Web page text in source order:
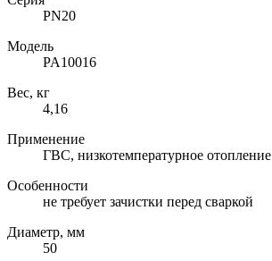
PN20
Модель
PA10016
Вес, кг
4,16
Применение
ГВС, низкотемпературное отопление
Особенности
не требует зачистки перед сваркой
Диаметр, мм
50